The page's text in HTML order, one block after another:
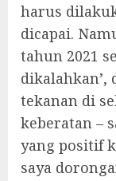
harus
dicapai.
tahun 2021
dikalahkan’,
tekanan di
keberatan –
yang positif
saya